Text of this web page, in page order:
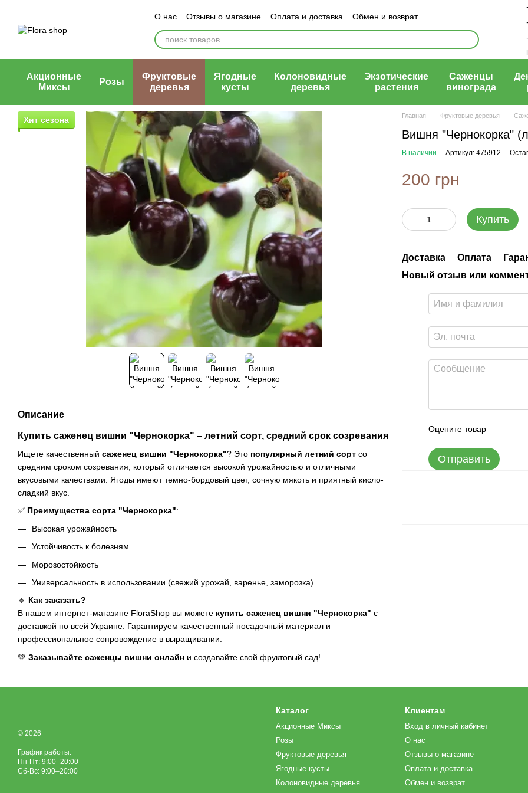
О нас Отзывы о магазине Оплата и доставка
Обмен и возврат
Блог магазина
Публичный договор (оферта)
Акционные
Миксы
Розы
Фруктовые
деревья
Ягодные
кусты
Колоновидные
деревья
Экзотические
растения
Саженцы
винограда
Хит сезона
Описание
Купить саженец вишни "Чернокорка" – летний сорт, средний срок созревания
Ищете качественный саженец вишни "Чернокорка"? Это популярный летний сорт со
средним сроком созревания, который отличается высокой урожайностью и отличными
вкусовыми качествами. Ягоды имеют темно-бордовый цвет, сочную мякоть и приятный кисло-
сладкий вкус.
✅ Преимущества сорта "Чернокорка":
Высокая урожайность
Устойчивость к болезням
Морозостойкость
Универсальность в использовании (свежий урожай, варенье, заморозка)
🔹 Как заказать?
В нашем интернет-магазине FloraShop вы можете купить саженец вишни "Чернокорка" с
доставкой по всей Украине. Гарантируем качественный посадочный материал и
профессиональное сопровождение в выращивании.
💚 Заказывайте саженцы вишни онлайн и создавайте свой фруктовый сад!
Главная Фруктовые деревья
Вишня "Чернокорка"
В наличии Артикул: 475912
200 грн
Купить
Доставка Оплата
Новый отзыв или
Оцените товар
Отправить
© 2026
График работы:
Пн-Пт: 9:00–20:00
Сб-Вс: 9:00–20:00
Каталог
Акционные Миксы
Розы
Фруктовые деревья
Ягодные кусты
Колоновидные деревья
Клиентам
Вход в личный кабинет
О нас
Отзывы о магазине
Оплата и доставка
Обмен и возврат